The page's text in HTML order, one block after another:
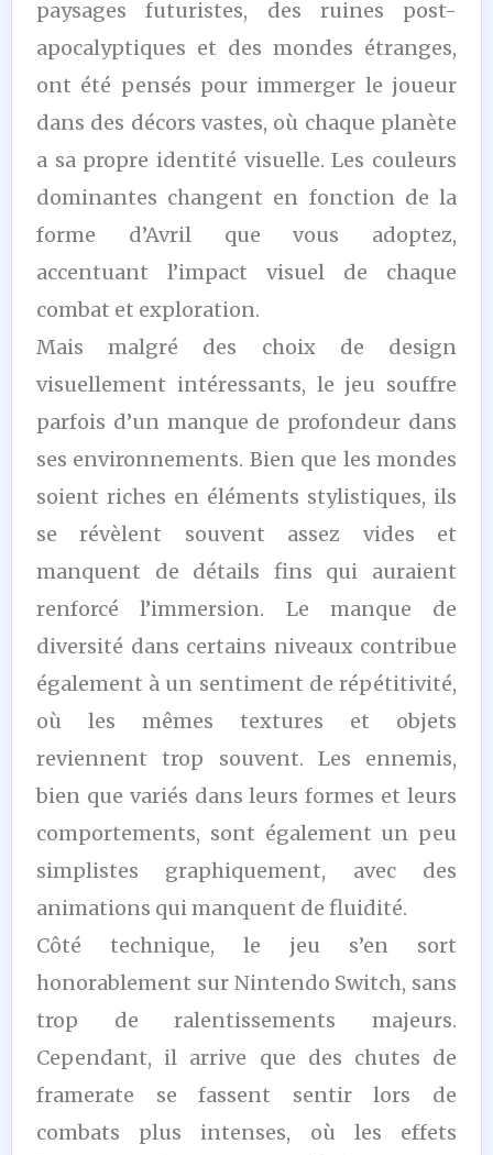
paysages futuristes, des ruines post-
apocalyptiques et des mondes étranges,
ont été pensés pour immerger le joueur
dans des décors vastes, où chaque planète
a sa propre identité visuelle. Les couleurs
dominantes changent en fonction de la
forme d’Avril que vous adoptez,
accentuant l’impact visuel de chaque
combat et exploration.
Mais malgré des choix de design
visuellement intéressants, le jeu souffre
parfois d’un manque de profondeur dans
ses environnements. Bien que les mondes
soient riches en éléments stylistiques, ils
se révèlent souvent assez vides et
manquent de détails fins qui auraient
renforcé l’immersion. Le manque de
diversité dans certains niveaux contribue
également à un sentiment de répétitivité,
où les mêmes textures et objets
reviennent trop souvent. Les ennemis,
bien que variés dans leurs formes et leurs
comportements, sont également un peu
simplistes graphiquement, avec des
animations qui manquent de fluidité.
Côté technique, le jeu s’en sort
honorablement sur Nintendo Switch, sans
trop de ralentissements majeurs.
Cependant, il arrive que des chutes de
framerate se fassent sentir lors de
combats plus intenses, où les effets